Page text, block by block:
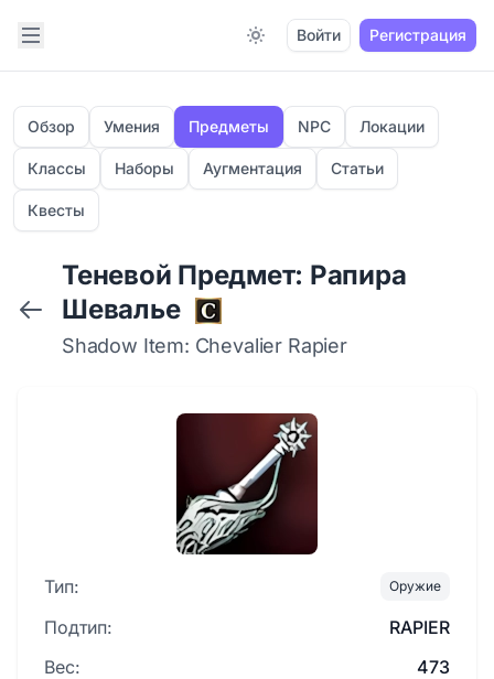
Open sidebar
Switch to light / dark version
Войти Регистрация
Обзор Умения Предметы NPC Локации
Классы Наборы Аугментация Статьи
Квесты
Теневой Предмет: Рапира
Шевалье
Shadow Item: Chevalier Rapier
Тип: Оружие
Подтип:
RAPIER
Вес:
473